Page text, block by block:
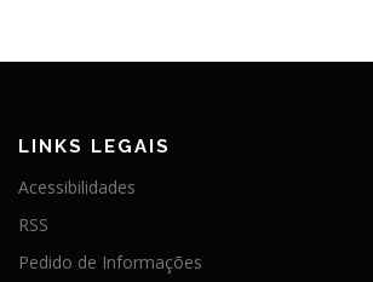
LINKS LEGAIS
Acessibilidades
RSS
Pedido de Informações